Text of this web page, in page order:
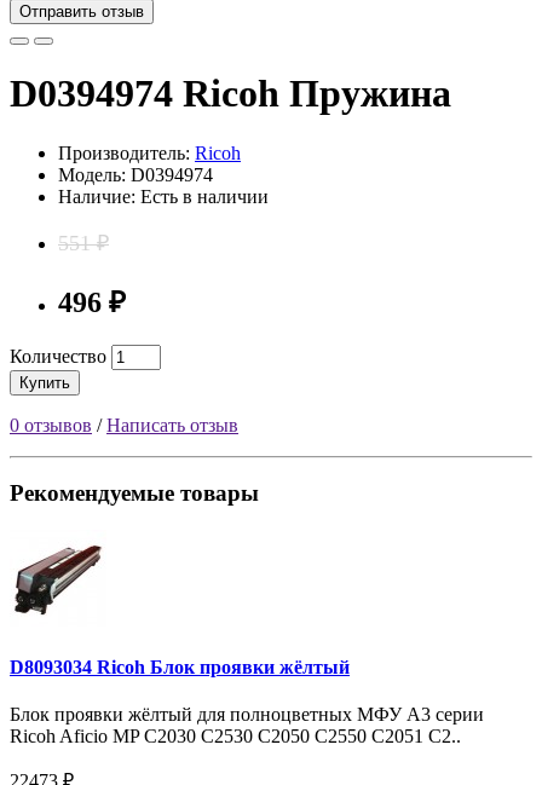
Отправить отзыв
D0394974 Ricoh Пружина
Производитель: Ricoh
Модель: D0394974
Наличие: Есть в наличии
551 ₽
496 ₽
Количество
Купить
0 отзывов /Написать отзыв
Рекомендуемые товары
D8093034 Ricoh Блок проявки жёлтый
Блок проявки жёлтый для полноцветных МФУ A3 серии
Ricoh Aficio MP C2030 C2530 C2050 C2550 С2051 С2..